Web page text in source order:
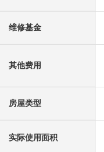
维修基金
其他费用
房屋类型
实际使用面积